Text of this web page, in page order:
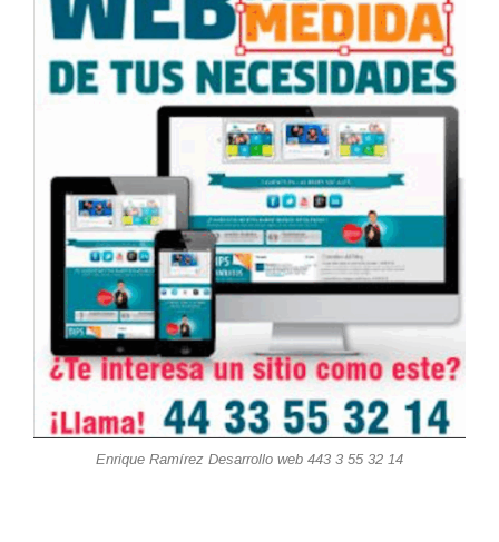
Enrique Ramírez Desarrollo web 443 3 55 32 14